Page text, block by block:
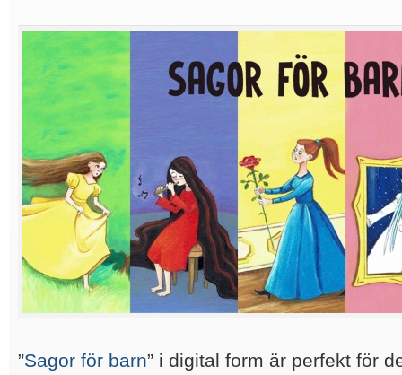
”Sagor för barn” i digital form är perfekt för